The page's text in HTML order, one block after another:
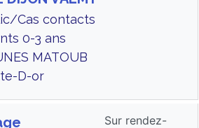
Cas contacts
0-3 ans
MATOUB
D-or
Sur rendez-